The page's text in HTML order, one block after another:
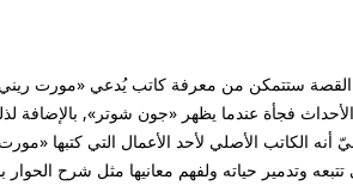
القصة ستتمكن من معرفة كاتب يُدعي «مورت
فجأة عندما يظهر «جون شوتر», بالإضافة
الكاتب الأصلي لأحد الأعمال التي كتبها
وتدمير حياته ولفهم معانيها مثل شرح الحوار